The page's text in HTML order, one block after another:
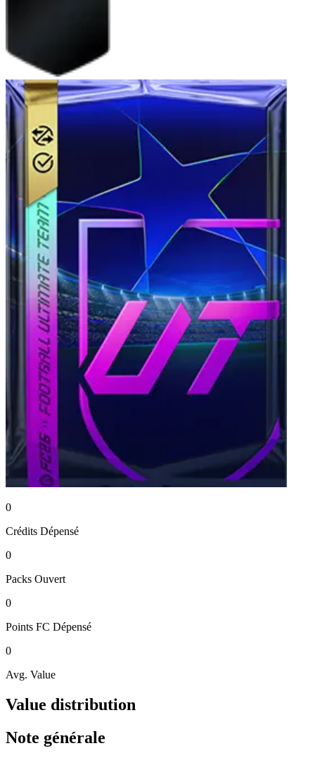
0
Crédits Dépensé
0
Packs Ouvert
0
Points FC Dépensé
0
Avg. Value
Value distribution
Note générale